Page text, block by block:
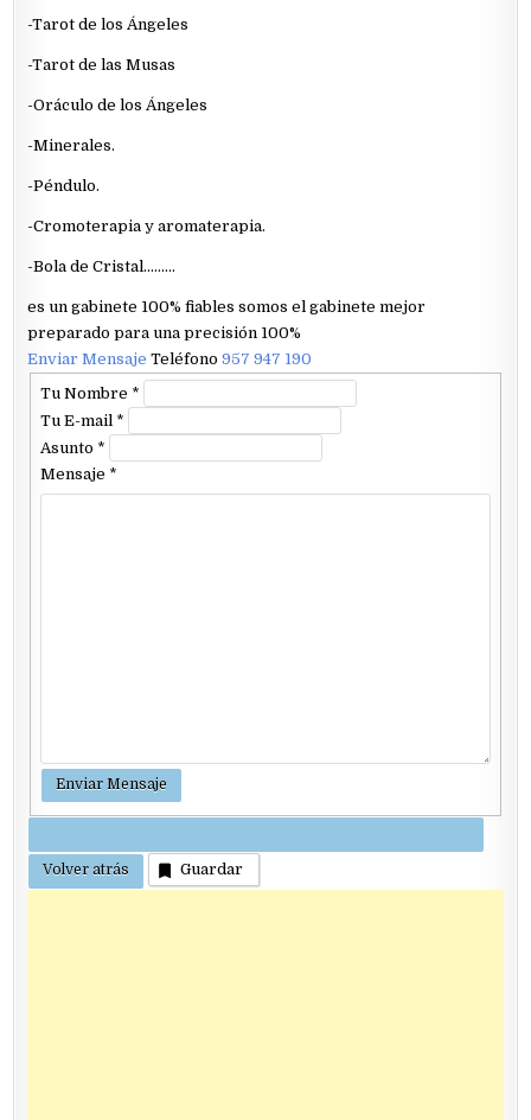
-Tarot de los Ángeles
-Tarot de las Musas
-Oráculo de los Ángeles
-Minerales.
-Péndulo.
-Cromoterapia y aromaterapia.
-Bola de Cristal………
es un gabinete 100% fiables somos el gabinete mejor
preparado para una precisión 100%
Enviar MensajeTeléfono957 947 190
Tu Nombre *
Tu E-mail *
Asunto *
Mensaje *
Guardar